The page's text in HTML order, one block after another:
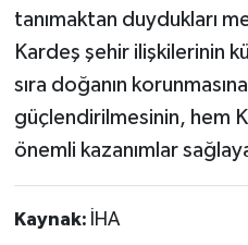
tanımaktan duydukları
Kardeş şehir ilişkilerinin
sıra doğanın
güçlendirilmesinin, hem
önemli kazanımlar
Kaynak: İHA